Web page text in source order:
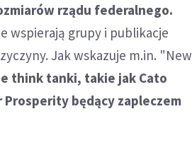
rządu federalnego.
wspierają grupy i publikacje
Jak wskazuje m.in. "New
think tanki, takie jak Cato
będący zapleczem